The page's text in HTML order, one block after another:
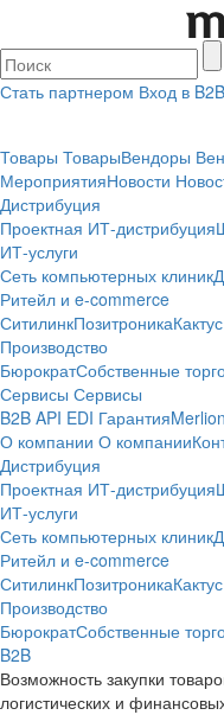
Стать партнером Вход в B2B
Товары ТоварыВендоры
МероприятияНовости
Дистрибуция
Проектная ИТ-дистрибуция
ИТ-услуги
Сеть компьютерных клиник
Ритейл и e-commerce
СитилинкПозитроникаКактус
Производство
БюрократСобственные
Сервисы Сервисы
B2B API EDI Гарантия
О компании О компании
Дистрибуция
Проектная ИТ-дистрибуция
ИТ-услуги
Сеть компьютерных клиник
Ритейл и e-commerce
СитилинкПозитроникаКактус
Производство
БюрократСобственные
B2B
Возможность закупки
логистических и